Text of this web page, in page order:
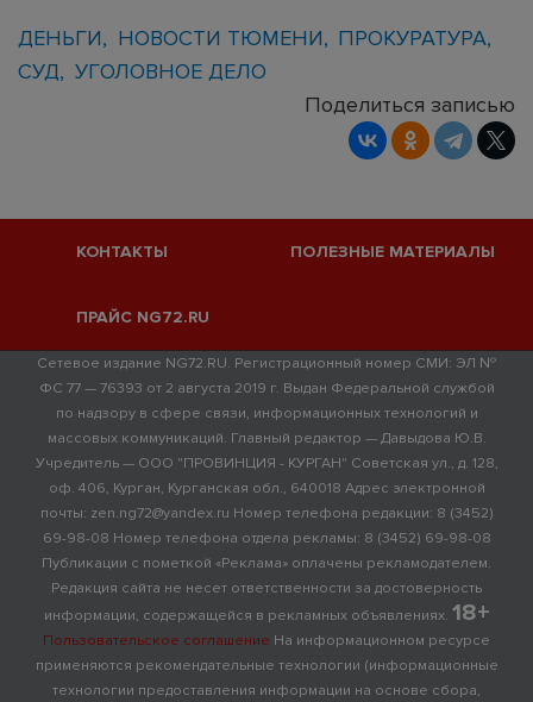
ДЕНЬГИ НОВОСТИ ТЮМЕНИ
ПРОКУРАТУРА
СУД
УГОЛОВНОЕ ДЕЛО
Поделиться записью
КОНТАКТЫ ПОЛЕЗНЫЕ МАТЕРИАЛЫ
ПРАЙС NG72.RU
Сетевое издание NG72.RU. Регистрационный номер СМИ: ЭЛ №
ФС 77 — 76393 от 2 августа 2019 г. Выдан Федеральной службой
по надзору в сфере связи, информационных технологий и
массовых коммуникаций. Главный редактор — Давыдова Ю.В.
Учредитель — ООО "ПРОВИНЦИЯ - КУРГАН" Советская ул., д. 128,
оф. 406, Курган, Курганская обл., 640018 Адрес электронной
почты: zen.ng72@yandex.ru Номер телефона редакции: 8 (3452)
69-98-08 Номер телефона отдела рекламы: 8 (3452) 69-98-08
Публикации с пометкой «Реклама» оплачены рекламодателем.
Редакция сайта не несет ответственности за достоверность
информации, содержащейся в рекламных объявлениях. 18+
Пользовательское соглашение На информационном ресурсе
применяются рекомендательные технологии (информационные
технологии предоставления информации на основе сбора,